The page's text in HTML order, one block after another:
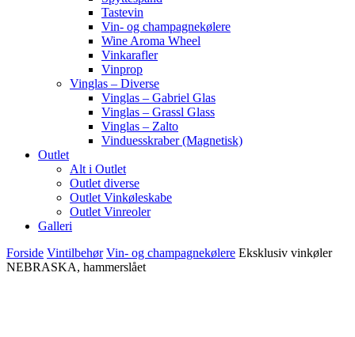
Tastevin
Vin- og champagnekølere
Wine Aroma Wheel
Vinkarafler
Vinprop
Vinglas – Diverse
Vinglas – Gabriel Glas
Vinglas – Grassl Glass
Vinglas – Zalto
Vinduesskraber (Magnetisk)
Outlet
Alt i Outlet
Outlet diverse
Outlet Vinkøleskabe
Outlet Vinreoler
Galleri
Forside Vintilbehør Vin- og champagnekølere Eksklusiv vinkøler
NEBRASKA, hammerslået